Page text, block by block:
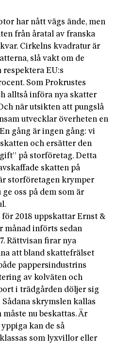
har nått vägs ände, men
från åratal av franska
Cirkelns kvadratur är
slå vakt om de
EU:s
Som Prokrustes
alltså införa nya skatter
när utsikten att pungslå
utvecklar överheten en
gång är ingen gång: vi
och ersätter den
på storföretag. Detta
skatten på
storföretagen krymper
oss på dem som är
2018 uppskattar Ernst &
månad införts sedan
Rättvisan firar nya
att bland skattefrälset
pappersindustrins
av kolväten och
i trädgården döljer sig
skrymslen kallas
nu beskattas. Är
kan de så
som lyxvillor eller